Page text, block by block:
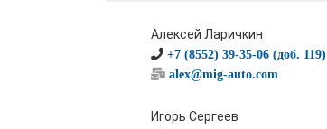
Алексей Ларичкин
+7 (8552) 39-35-06 (доб. 119)
alex@mig-auto.com
Игорь Сергеев